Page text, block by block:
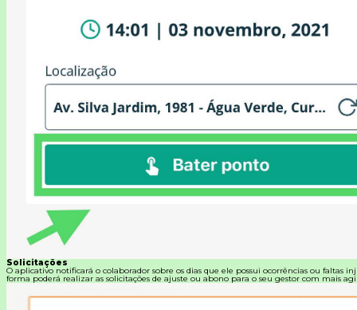
Solicitações
O aplicativo notificará o colaborador sobre os dias que ele possui ocorrências ou faltas
forma poderá realizar as solicitações de ajuste ou abono para o seu gestor com mais